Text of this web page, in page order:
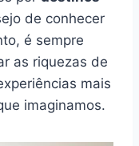
de conhecer
é sempre
as riquezas de
mais
imaginamos.